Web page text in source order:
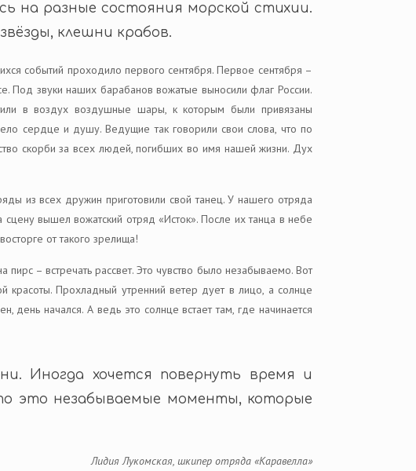
на разные состояния морской стихии.
клешни крабов.
событий проходило первого сентября. Первое сентября –
Под звуки наших барабанов вожатые выносили флаг России.
в воздух воздушные шары, к которым были привязаны
сердце и душу. Ведущие так говорили свои слова, что по
скорби за всех людей, погибших во имя нашей жизни. Дух
из всех дружин приготовили свой танец. У нашего отряда
вышел вожатский отряд «Исток». После их танца в небе
от такого зрелища!
– встречать рассвет. Это чувство было незабываемо. Вот
красоты. Прохладный утренний ветер дует в лицо, а солнце
начался. А ведь это солнце встает там, где начинается
Иногда хочется повернуть время и
это незабываемые моменты, которые
Лидия Лукомская, шкипер отряда «Каравелла»